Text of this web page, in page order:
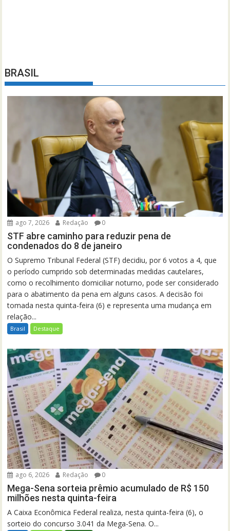
BRASIL
ago 7, 2026 Redação 0
STF abre caminho para reduzir pena de
condenados do 8 de janeiro
O Supremo Tribunal Federal (STF) decidiu, por 6 votos a 4, que
o período cumprido sob determinadas medidas cautelares,
como o recolhimento domiciliar noturno, pode ser considerado
para o abatimento da pena em alguns casos. A decisão foi
tomada nesta quinta-feira (6) e representa uma mudança em
relação...
Brasil Destaque
ago 6, 2026 Redação 0
Mega-Sena sorteia prêmio acumulado de R$ 150
milhões nesta quinta-feira
A Caixa Econômica Federal realiza, nesta quinta-feira (6), o
sorteio do concurso 3.041 da Mega-Sena. O...